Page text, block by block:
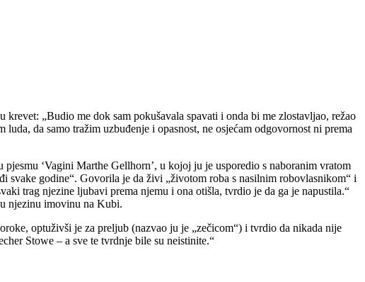
„Budio me dok sam pokušavala spavati i onda bi me zlostavljao, režao
da samo tražim uzbuđenje i opasnost, ne osjećam odgovornost ni prema
‘Vagini Marthe Gellhorn’, u kojoj ju je usporedio s naboranim vratom
svake godine“. Govorila je da živi „životom roba s nasilnim robovlasnikom“ i
trag njezine ljubavi prema njemu i ona otišla, tvrdio je da ga je napustila.“
njezinu imovinu na Kubi.
optuživši je za preljub (nazvao ju je „zečicom“) i tvrdio da nikada nije
Stowe – a sve te tvrdnje bile su neistinite.“